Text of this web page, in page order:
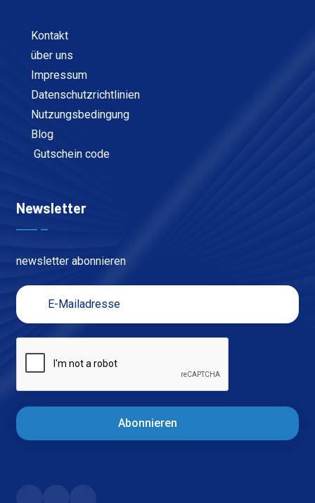
Kontakt
über uns
Impressum
Datenschutzrichtlinien
Nutzungsbedingung
Blog
Gutschein code
Newsletter
newsletter abonnieren
Abonnieren